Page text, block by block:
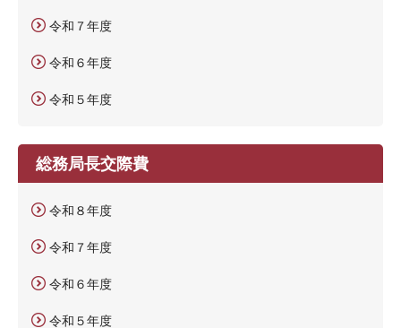
令和７年度
令和６年度
令和５年度
総務局長交際費
令和８年度
令和７年度
令和６年度
令和５年度